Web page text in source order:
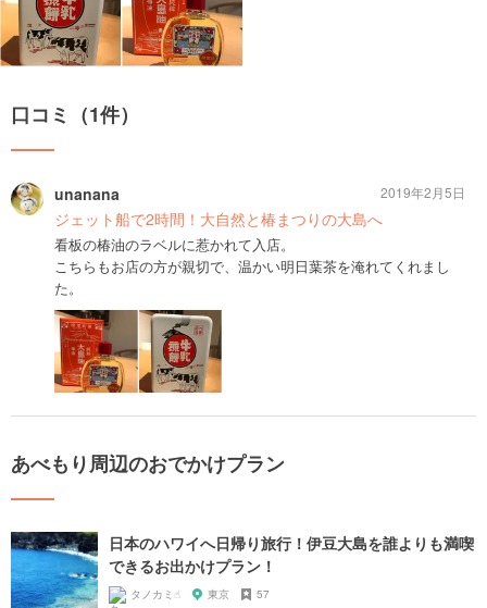
口コミ（1件）
unanana
ジェット船で2時間！大自然と椿まつりの大島へ
看板の椿油のラベルに惹かれて入店。
こちらもお店の方が親切で、温かい明日葉茶を淹れてくれまし
た。
2019年2月5日
あべもり周辺のおでかけプラン
日本のハワイへ日帰り旅行！伊豆大島を誰よりも満喫
できるお出かけプラン！
タノカミ☝︎ 東京 57